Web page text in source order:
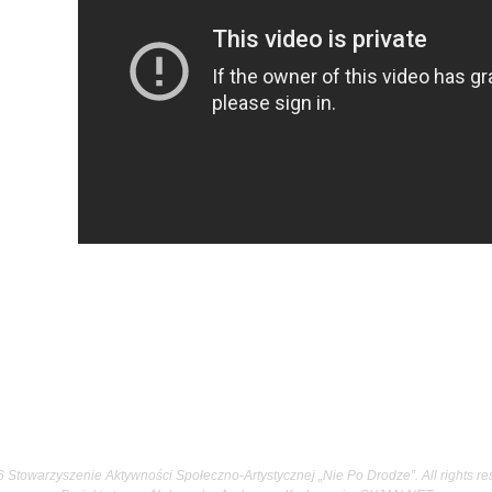
Stowarzyszenie Aktywności Społeczno-Artystycznej „Nie Po Drodze”. All rights